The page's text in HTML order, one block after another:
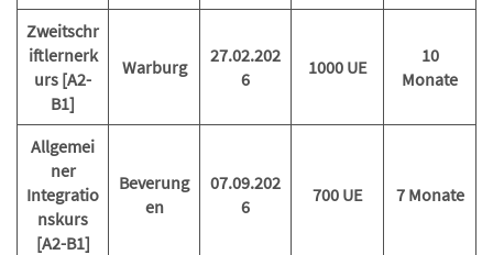
Zweitschr
iftlernerk
urs [A2-
B1]
Warburg
27.02.202
6
1000 UE
10
Monate
Allgemei
ner
Integratio
nskurs
[A2-B1]
Beverung
en
07.09.202
6
700 UE 7 Monate